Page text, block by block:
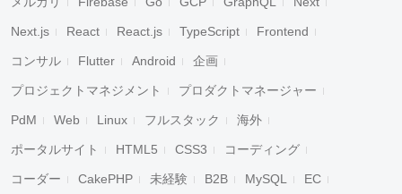
Next.js React React.js TypeScript Frontend
コンサル Flutter Android 企画
プロジェクトマネジメント プロダクトマネージャー
PdM Web Linux フルスタック 海外
ポータルサイト HTML5 CSS3 コーディング
コーダー CakePHP 未経験 B2B MySQL EC